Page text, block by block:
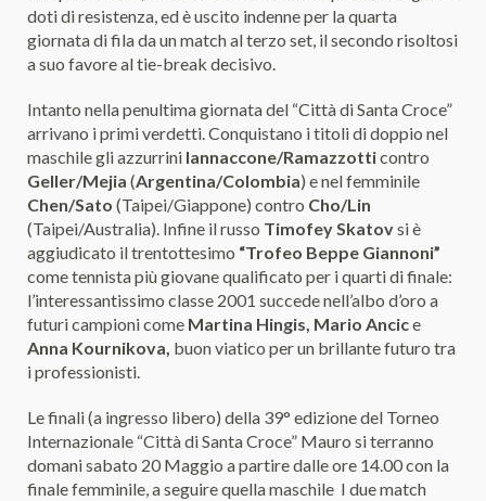
doti di resistenza, ed è uscito indenne per la quarta
giornata di fila da un match al terzo set, il secondo risoltosi
a suo favore al tie-break decisivo.
Intanto nella penultima giornata del “Città di Santa Croce”
arrivano i primi verdetti. Conquistano i titoli di doppio nel
maschile gli azzurrini Iannaccone/Ramazzotticontro
Geller/Mejia (Argentina/Colombia) e nel femminile
Chen/Sato (Taipei/Giappone) contro Cho/Lin
(Taipei/Australia). Infine il russo Timofey Skatovsi è
aggiudicato il trentottesimo “Trofeo Beppe Giannoni”
come tennista più giovane qualificato per i quarti di finale:
l’interessantissimo classe 2001 succede nell’albo d’oro a
futuri campioni come Martina Hingis, Mario Ancice
Anna Kournikova, buon viatico per un brillante futuro tra
i professionisti.
Le finali (a ingresso libero) della 39° edizione del Torneo
Internazionale “Città di Santa Croce” Mauro si terranno
domani sabato 20 Maggio a partire dalle ore 14.00 con la
finale femminile, a seguire quella maschile I due match